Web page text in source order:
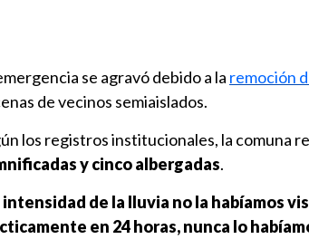
se agravó debido a la remoción
de vecinos semiaislados.
los registros institucionales, la comuna
y cinco albergadas.
intensidad de la lluvia no la habíamos
en 24 horas, nunca lo